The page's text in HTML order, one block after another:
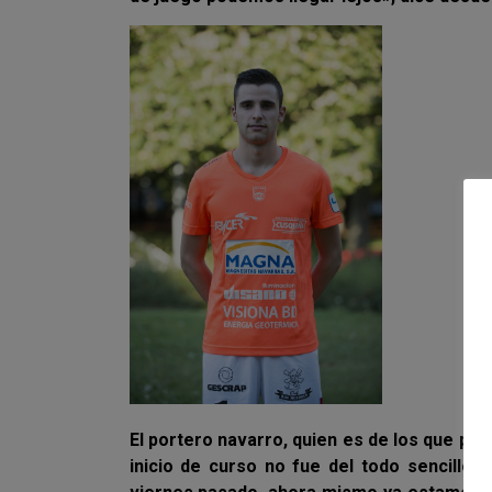
El portero navarro, quien es de los que
inicio de curso no fue del todo sencillo.